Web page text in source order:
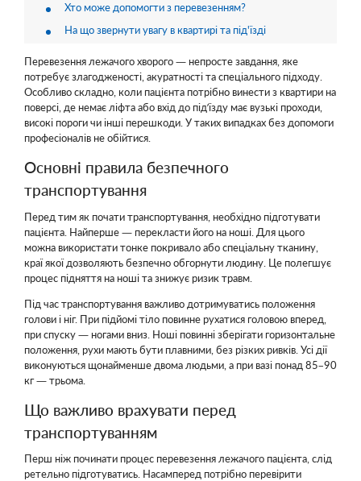
Хто може допомогти з перевезенням?
На що звернути увагу в квартирі та під'їзді
Перевезення лежачого хворого — непросте завдання, яке
потребує злагодженості, акуратності та спеціального підходу.
Особливо складно, коли пацієнта потрібно винести з квартири на
поверсі, де немає ліфта або вхід до під’їзду має вузькі проходи,
високі пороги чи інші перешкоди. У таких випадках без допомоги
професіоналів не обійтися.
Основні правила безпечного
транспортування
Перед тим як почати транспортування, необхідно підготувати
пацієнта. Найперше — перекласти його на ноші. Для цього
можна використати тонке покривало або спеціальну тканину,
краї якої дозволяють безпечно обгорнути людину. Це полегшує
процес підняття на ноші та знижує ризик травм.
Під час транспортування важливо дотримуватись положення
голови і ніг. При підйомі тіло повинне рухатися головою вперед,
при спуску — ногами вниз. Ноші повинні зберігати горизонтальне
положення, рухи мають бути плавними, без різких ривків. Усі дії
виконуються щонайменше двома людьми, а при вазі понад 85–90
кг — трьома.
Що важливо врахувати перед
транспортуванням
Перш ніж починати процес перевезення лежачого пацієнта, слід
ретельно підготуватись. Насамперед потрібно перевірити